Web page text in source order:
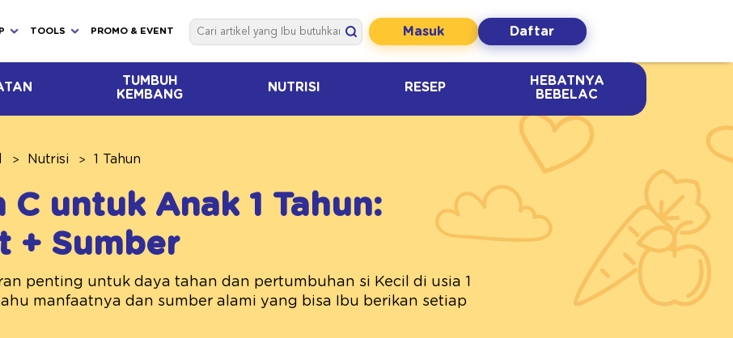
TOOLS PROMO & EVENT Masuk Daftar
TUMBUH
KEMBANG
NUTRISI RESEP
HEBATNYA
BEBELAC
Nutrisi 1 Tahun
C untuk Anak 1 Tahun:
+ Sumber
penting untuk daya tahan dan pertumbuhan si Kecil di usia 1
manfaatnya dan sumber alami yang bisa Ibu berikan setiap